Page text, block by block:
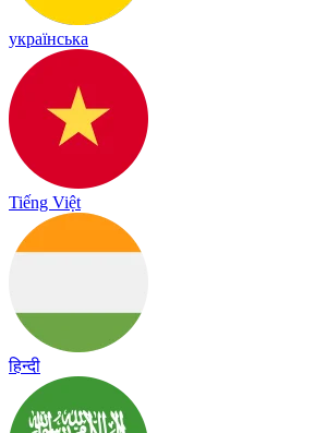
українська
Tiếng Việt
हिन्दी